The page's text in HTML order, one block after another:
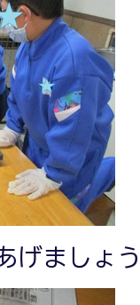
げましょ